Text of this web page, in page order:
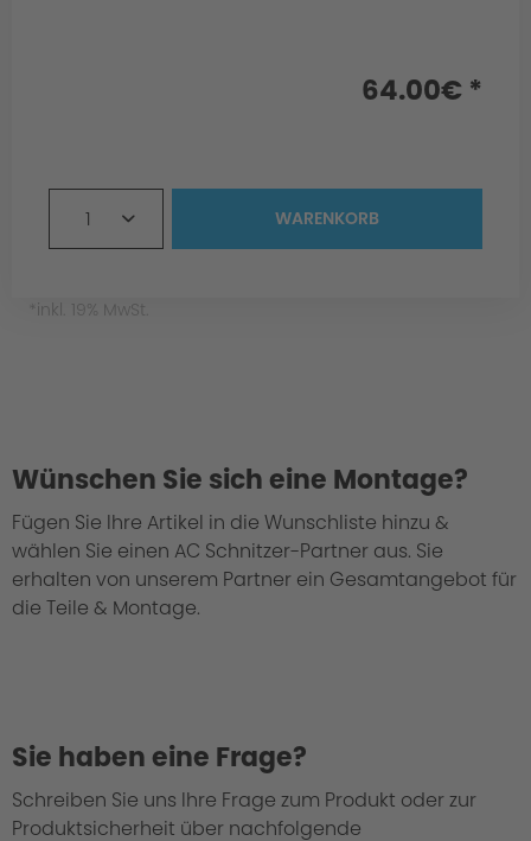
64.00€ *
1 WARENKORB
*inkl. 19% MwSt.
Wünschen Sie sich eine Montage?
Fügen Sie Ihre Artikel in die Wunschliste hinzu &
wählen Sie einen AC Schnitzer-Partner aus. Sie
erhalten von unserem Partner ein Gesamtangebot für
die Teile & Montage.
Sie haben eine Frage?
Schreiben Sie uns Ihre Frage zum Produkt oder zur
Produktsicherheit über nachfolgende